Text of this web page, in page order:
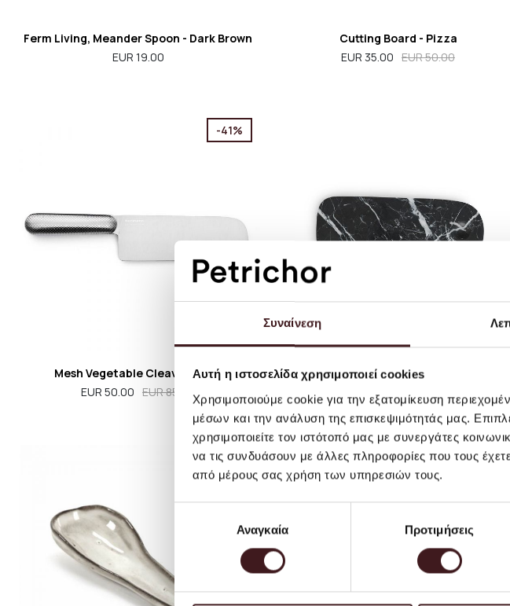
Συναίνεση
Αυτή η ιστοσελίδα χρησιμοποιεί cookies
Χρησιμοποιούμε cookie για την εξατομίκευση
μέσων και την ανάλυση της επισκεψιμότητάς μας.
χρησιμοποιείτε τον ιστότοπό μας με συνεργάτες
να τις συνδυάσουν με άλλες πληροφορίες που τους
από μέρους σας χρήση των υπηρεσιών τους.
συγκατάθεσηςΑναγκαία Προτιμήσεις
Ferm Living, Meander Spoon - Dark Brown
EUR 19.00
Cutting Board - Pizza
EUR 35.00 EUR 50.00
-41%
Mesh Vegetable Cleaver Steel
EUR 50.00 EUR 85.00
Pebble Board Small Black
EUR 70.00
-43%